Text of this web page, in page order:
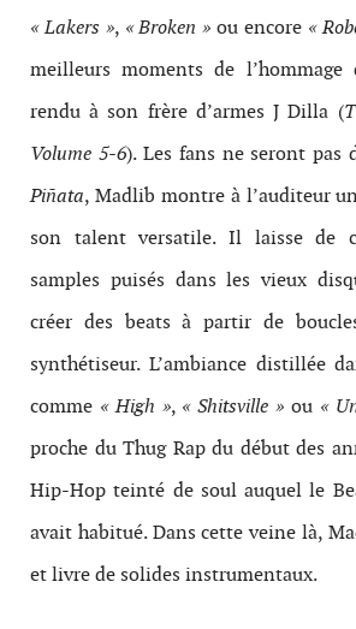
« Lakers », « Broken » ou encore «
meilleurs moments de
rendu à son frère d’armes J Dilla (
Volume 5-6). Les fans ne seront pas
Piñata, Madlib montre à l’auditeur
son talent versatile. Il laisse de
samples puisés dans les vieux
créer des beats à partir de
synthétiseur. L’ambiance distillée
comme « High », « Shitsville » ou «
proche du Thug Rap du début des
Hip-Hop teinté de soul auquel le
avait habitué. Dans cette veine là,
et livre de solides instrumentaux.